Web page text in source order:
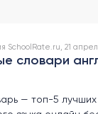
SchoolRate.ru, 21
словари
— топ-5 лучших